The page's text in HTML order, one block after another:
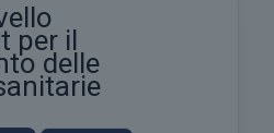
per il
delle